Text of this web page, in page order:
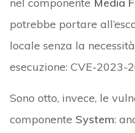
potrebbe portare
locale senza la
esecuzione: CVE-2023-
Sono otto, invece, le
componente System: